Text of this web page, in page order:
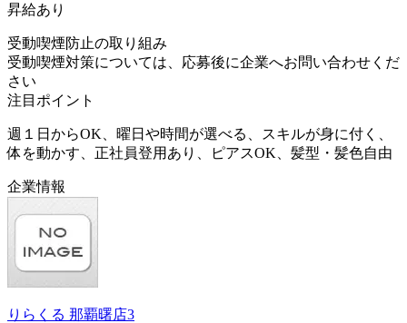
昇給あり
受動喫煙防止の取り組み
受動喫煙対策については、応募後に企業へお問い合わせくだ
さい
注目ポイント
週１日からOK、曜日や時間が選べる、スキルが身に付く、
体を動かす、正社員登用あり、ピアスOK、髪型・髪色自由
企業情報
りらくる 那覇曙店3